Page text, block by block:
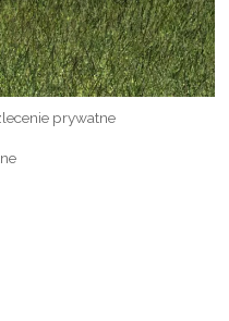
prywatne